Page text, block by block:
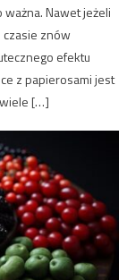
Nawet jeżeli
znów
efektu
z papierosami jest
[…]